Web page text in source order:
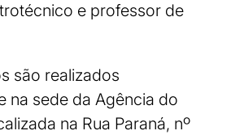
e professor de
são realizados
na sede da Agência do
na Rua Paraná, nº